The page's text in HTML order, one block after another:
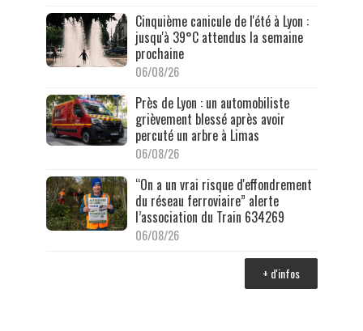
Cinquième canicule de l'été à Lyon :
jusqu'à 39°C attendus la semaine
prochaine
06/08/26
Près de Lyon : un automobiliste
grièvement blessé après avoir
percuté un arbre à Limas
06/08/26
“On a un vrai risque d'effondrement
du réseau ferroviaire” alerte
l’association du Train 634269
06/08/26
+ d'infos